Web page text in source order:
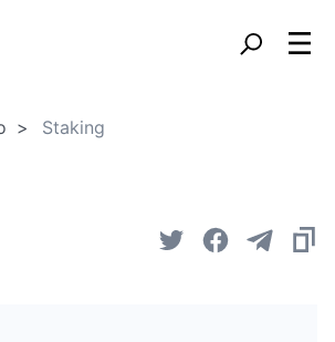
Staking